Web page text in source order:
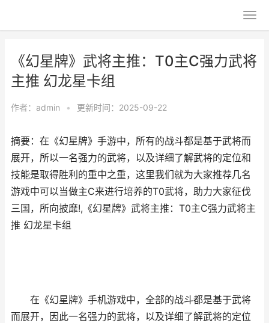
《幻星牌》武将主推：T0主C强力武将
主推 幻龙星卡组
作者： admin • 更新时间：2025-09-22
摘要：在《幻星牌》手游中，所有的战斗都是基于武将而
展开，所以一名强力的武将，以及详细了解武将的定位和
技能是取得胜利的重中之重，这里我们就为大家推荐几名
游戏中可以当做主C来进行培养的T0武将，助力大家征伐
三国，所向披靡!,《幻星牌》武将主推：T0主C强力武将主
推 幻龙星卡组
在《幻星牌》手机游戏中，全部的战斗都是基于武将
而展开，因此一名强力的武将，以及详细了解武将的定位